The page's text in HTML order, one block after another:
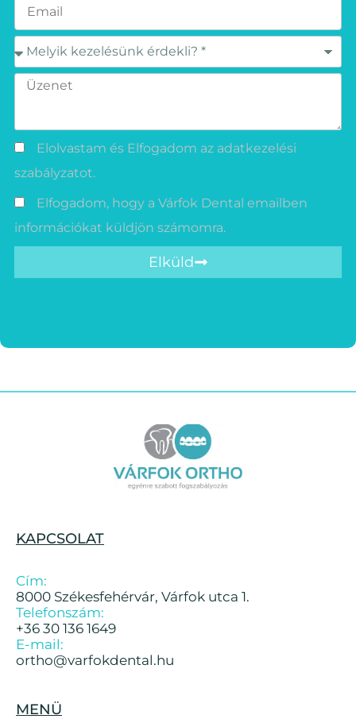
Elolvastam és Elfogadom az adatkezelési
szabályzatot.
Elfogadom, hogy a Várfok Dental emailben
információkat küldjön számomra.
Elküld
KAPCSOLAT
Cím:
8000 Székesfehérvár, Várfok utca 1.
Telefonszám:
+36 30 136 1649
E-mail:
ortho@varfokdental.hu
MENÜ